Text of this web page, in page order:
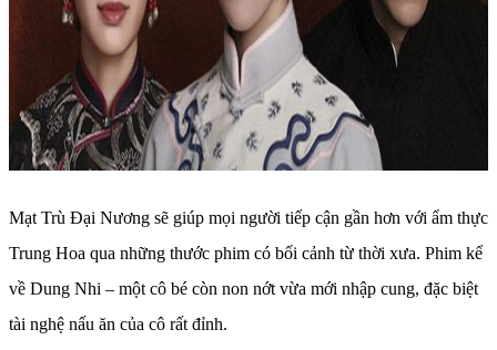
Mạt Trù Đại Nương sẽ giúp mọi người tiếp cận gần hơn với ẩm thực
Trung Hoa qua những thước phim có bối cảnh từ thời xưa. Phim kể
về Dung Nhi – một cô bé còn non nớt vừa mới nhập cung, đặc biệt
tài nghệ nấu ăn của cô rất đỉnh.